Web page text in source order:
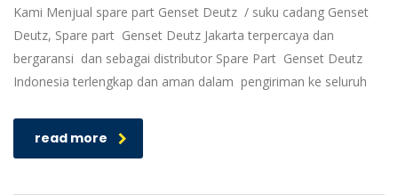
Kami Menjual spare part Genset Deutz / suku cadang Genset
Deutz, Spare part Genset Deutz Jakarta terpercaya dan
bergaransi dan sebagai distributor Spare Part Genset Deutz
Indonesia terlengkap dan aman dalam pengiriman ke seluruh
read more